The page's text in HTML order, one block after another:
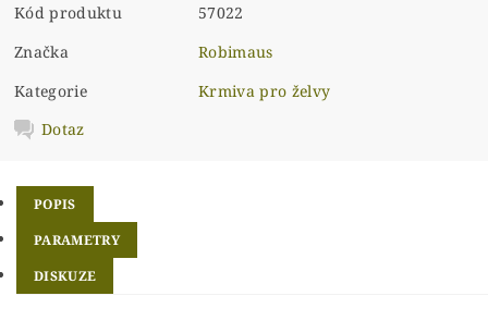
Kód produktu
57022
Značka
Robimaus
Kategorie
Krmiva pro želvy
Dotaz
POPIS
PARAMETRY
DISKUZE